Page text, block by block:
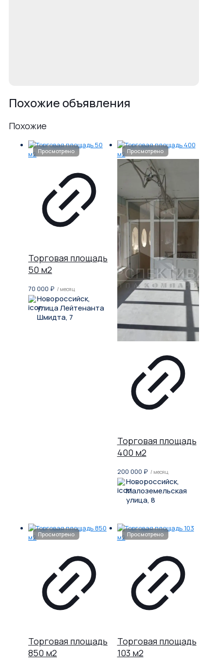
Похожие объявления
Похожие
Торговая площадь
50 м2
70 000 ₽ / месяц
Новороссийск,
улица Лейтенанта
Шмидта, 7
Торговая площадь
400 м2
200 000 ₽ / месяц
Новороссийск,
Малоземельская
улица, 8
Торговая площадь
850 м2
Торговая площадь
103 м2